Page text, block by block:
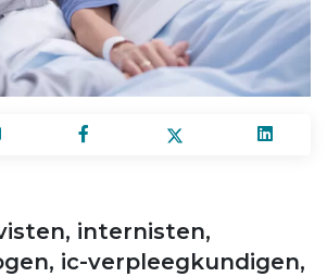
internisten,
ic-verpleegkundigen,